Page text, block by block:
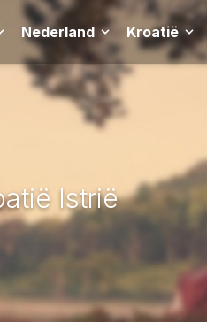
Nederland Kroatië
Istrië